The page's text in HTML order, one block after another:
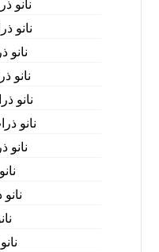
نانو
نانو
نانو
نانو
نانو
نانو